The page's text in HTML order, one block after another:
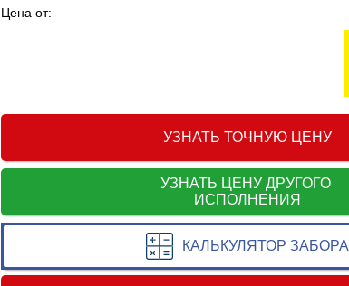
Цена от:
УЗНАТЬ ТОЧНУЮ ЦЕНУ
УЗНАТЬ ЦЕНУ ДРУГОГО
ИСПОЛНЕНИЯ
КАЛЬКУЛЯТОР ЗАБОРА